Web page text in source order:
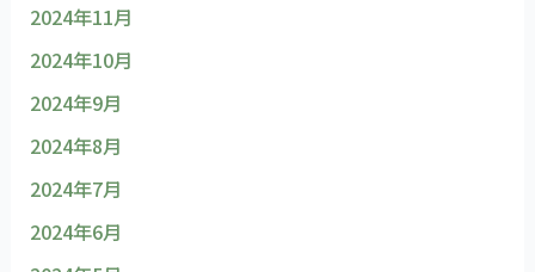
2024年11月
2024年10月
2024年9月
2024年8月
2024年7月
2024年6月